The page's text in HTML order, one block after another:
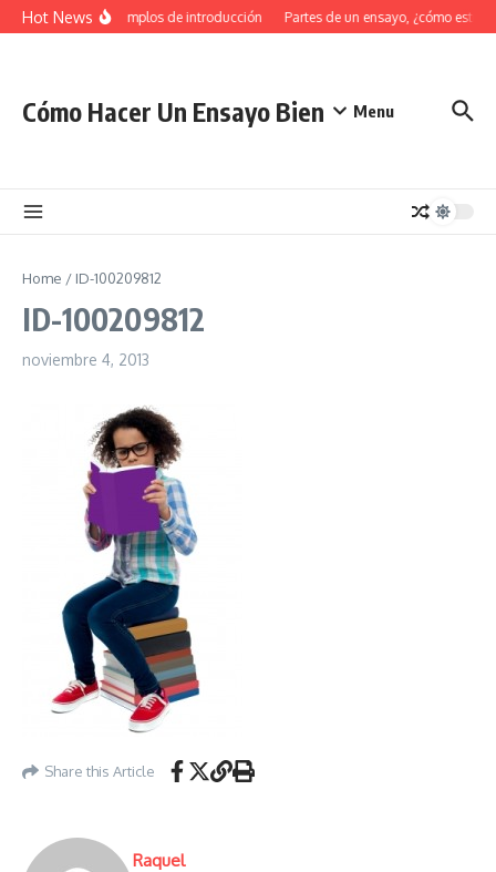
Saltar al contenido
Hot News34 Ejemplos de introducción Partes de un ensayo, ¿cómo
Cómo Hacer Un Ensayo Bien Menu
Home / ID-100209812
ID-100209812
noviembre 4, 2013
Share this Article
Raquel